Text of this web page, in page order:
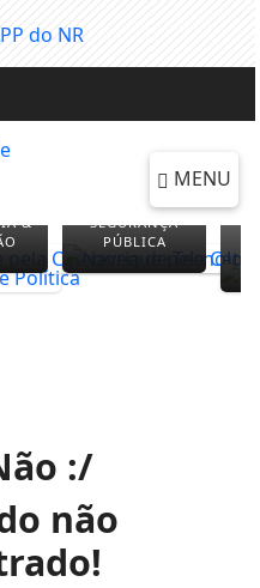
MENU
&
SEGURANÇA
PÚBLICA
:/
não